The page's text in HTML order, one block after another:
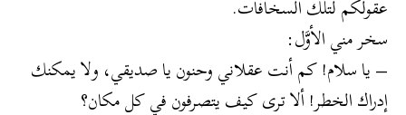
عقولكم لتلك السخافات.
سخر مني الأوَّل:
– يا سلام! كم أنت عقلاني وحنون يا صديقي، ولا يمكنك
إدراك الخطر! ألا ترى كيف يتصرفون في كل مكان؟